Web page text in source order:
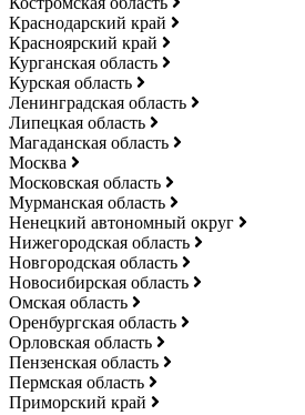
Краснодарский край
Красноярский край
Курганская область
Курская область
Ленинградская область
Липецкая область
Магаданская область
Москва
Московская область
Мурманская область
Ненецкий автономный округ
Нижегородская область
Новгородская область
Новосибирская область
Омская область
Оренбургская область
Орловская область
Пензенская область
Пермская область
Приморский край